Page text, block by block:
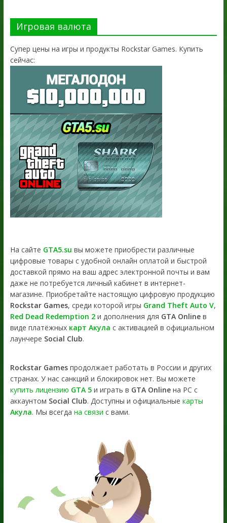
Игровая валюта
Супер цены на игры и продукты Rockstar Games. Купить
сейчас:
На сайте GTA5.su вы можете приобрести различные
цифровые товары с удобной онлайн оплатой и быстрой
доставкой прямо на ваш адрес электронной почты и вам
даже не потребуется личный кабинет в интернет-
магазине. Приобретайте настоящую цифровую продукцию
Rockstar Games, среди которой игры Grand Theft Auto V,
Red Dead Redemption 2и дополнения для GTA Onlineв
виде платёжных карт Акула с активацией в официальном
лаунчере Social Club.
Rockstar Gamesпродолжает работать в России и других
странах. У нас санкций и блокировок нет. Вы можете
купить лицензию GTA 5и играть в GTA Onlineна PC с
аккаунтом Social Club. Доступны и официальные карты
Акула. Мы всегда на связи с вами.